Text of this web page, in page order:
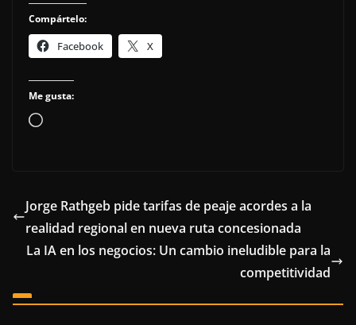
Compártelo:
Facebook X
Me gusta:
Cargando...
Jorge Rathgeb pide tarifas de peaje acordes a la
realidad regional en nueva ruta concesionada
La IA en los negocios: Un cambio ineludible para la
competitividad